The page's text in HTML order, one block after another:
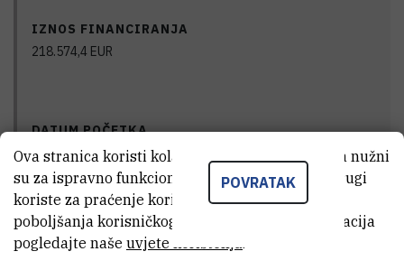
IZNOS FINANCIRANJA
218.574,4 EUR
DATUM POČETKA
1.10.2011.
DATUM ZAVRŠETKA
1.10.2013.
POVRATAK
Ova stranica koristi kolačiće. Neki od tih kolačića nužni
su za ispravno funkcioniranje stranice, dok se drugi
koriste za praćenje korištenja stranice radi
poboljšanja korisničkog iskustva. Za više informacija
pogledajte naše uvjete korištenja.